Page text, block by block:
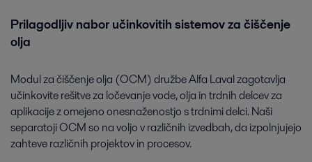
Prilagodljiv nabor učinkovitih sistemov za čiščenje
olja
Modul za čiščenje olja (OCM) družbe Alfa Laval zagotavlja
učinkovite rešitve za ločevanje vode, olja in trdnih delcev za
aplikacije z omejeno onesnaženostjo s trdnimi delci. Naši
separatoji OCM so na voljo v različnih izvedbah, da izpolnjujejo
zahteve različnih projektov in procesov.